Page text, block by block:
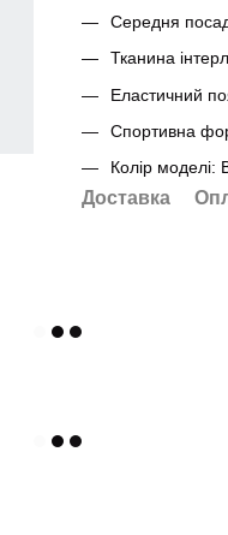
Середня
Тканина
Еластичний
Спортивна
Колір моделі:
Доставка